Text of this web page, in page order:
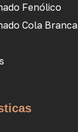
Fenólico
Cola Branca